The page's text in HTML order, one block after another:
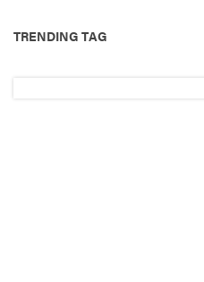
TRENDING TAG